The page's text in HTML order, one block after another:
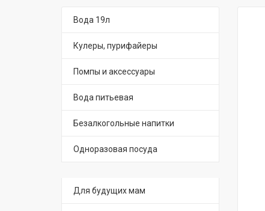
Вода 19л
Кулеры, пурифайеры
Помпы и аксессуары
Вода питьевая
Безалкогольные напитки
Одноразовая посуда
Для будущих мам